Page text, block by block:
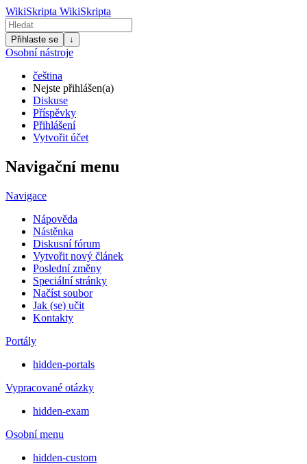
WikiSkripta WikiSkripta
Přihlaste se ↓
Osobní nástroje
čeština
Nejste přihlášen(a)
Diskuse
Příspěvky
Přihlášení
Vytvořit účet
Navigační menu
Navigace
Nápověda
Nástěnka
Diskusní fórum
Vytvořit nový článek
Poslední změny
Speciální stránky
Načíst soubor
Jak (se) učit
Kontakty
Portály
hidden-portals
Vypracované otázky
hidden-exam
Osobní menu
hidden-custom